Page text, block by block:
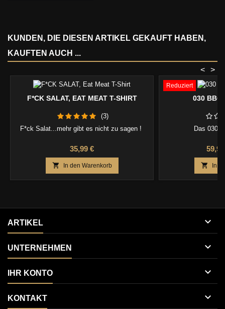
KUNDEN, DIE DIESEN ARTIKEL GEKAUFT HABEN,
KAUFTEN AUCH ...
>
<
F*CK SALAT, EAT MEAT T-SHIRT
(3)
F*ck Salat...mehr gibt es nicht zu sagen !
Preis
35,99 €
 In den Warenkorb
Reduziert
030 BBQ
Das 030
Preis
 In
ARTIKEL 
UNTERNEHMEN 
IHR KONTO 
KONTAKT 